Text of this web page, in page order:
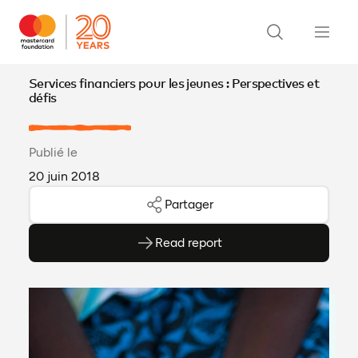
Services financiers pour les jeunes : Perspectives et
défis
Publié le
20 juin 2018
Partager
Read report
(ouvre en PDF)
(ouvre dans un nouvel onglet)